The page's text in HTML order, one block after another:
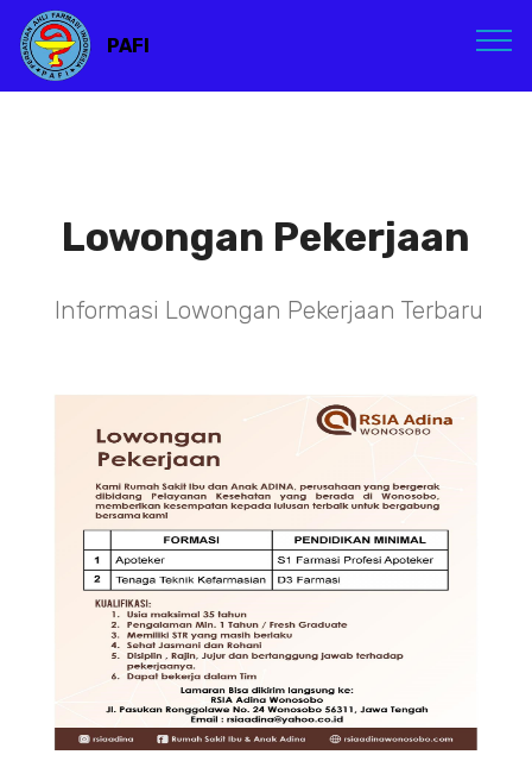
PAFI
Lowongan Pekerjaan
Informasi Lowongan Pekerjaan Terbaru
TENAGA TEKNIS
KEFARMASIAN DI RSIA ADINA
WONOSOBO
DIBUTUHKAN SEGERA TENAGA TEKNIS
KEFARMASIAN DI RUMAH SAKIT IBU
DAN ANAK ADINA WONOSOBO
SYARAT DAN KETENTUAN LIHAT
BROSUR